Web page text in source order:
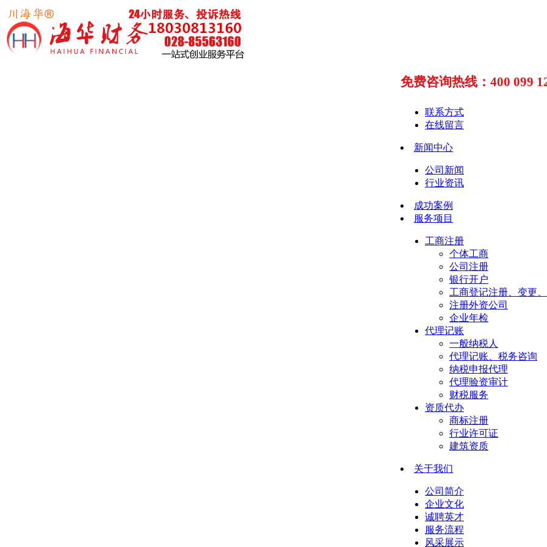
免费咨询热线：400 099
联系方式
在线留言
新闻中心
公司新闻
行业资讯
成功案例
服务项目
工商注册
个体工商
公司注册
银行开户
工商登记注册、变更
注册外资公司
企业年检
代理记账
一般纳税人
代理记账、税务咨询
纳税申报代理
代理验资审计
财税服务
资质代办
商标注册
行业许可证
建筑资质
关于我们
公司简介
企业文化
诚聘英才
服务流程
风采展示